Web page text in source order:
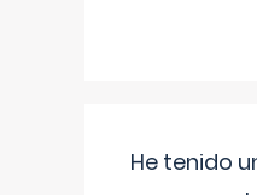
He tenido